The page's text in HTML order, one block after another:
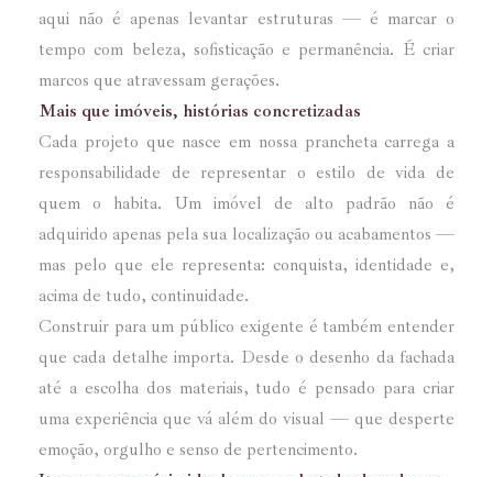
aqui não é apenas levantar estruturas — é marcar o
tempo com beleza, sofisticação e permanência. É criar
marcos que atravessam gerações.
Mais que imóveis, histórias concretizadas
Cada projeto que nasce em nossa prancheta carrega a
responsabilidade de representar o estilo de vida de
quem o habita. Um imóvel de alto padrão não é
adquirido apenas pela sua localização ou acabamentos —
mas pelo que ele representa: conquista, identidade e,
acima de tudo, continuidade.
Construir para um público exigente é também entender
que cada detalhe importa. Desde o desenho da fachada
até a escolha dos materiais, tudo é pensado para criar
uma experiência que vá além do visual — que desperte
emoção, orgulho e senso de pertencimento.